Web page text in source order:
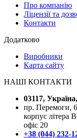
Про компанію
Ліцензії та
Контакти
Додатково
Виробники
Карта сайту
НАШІ КОНТАКТИ
03117,
пр. Перемоги,
корпус літера
офіс 20
+38 (044) 232-